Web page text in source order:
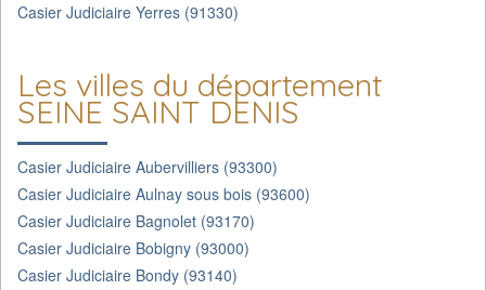
Casier Judiciaire Yerres (91330)
Les villes du département
SEINE SAINT DENIS
Casier Judiciaire Aubervilliers (93300)
Casier Judiciaire Aulnay sous bois (93600)
Casier Judiciaire Bagnolet (93170)
Casier Judiciaire Bobigny (93000)
Casier Judiciaire Bondy (93140)